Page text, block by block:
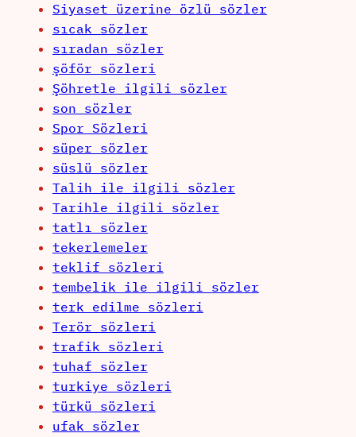
Siyaset üzerine özlü sözler
sıcak sözler
sıradan sözler
şöför sözleri
Şöhretle ilgili sözler
son sözler
Spor Sözleri
süper sözler
süslü sözler
Talih ile ilgili sözler
Tarihle ilgili sözler
tatlı sözler
tekerlemeler
teklif sözleri
tembelik ile ilgili sözler
terk edilme sözleri
Terör sözleri
trafik sözleri
tuhaf sözler
turkiye sözleri
türkü sözleri
ufak sözler